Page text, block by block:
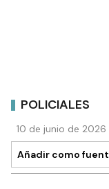
POLICIALES
10 de junio de
Añadir como